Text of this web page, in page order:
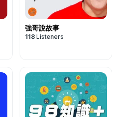
FM98.1
News98
apps
news98.page.link/play
@News98
apps
play
www.youtube.com/@News98
強哥說故事
118 Listeners